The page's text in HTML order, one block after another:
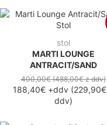
stol
MARTI LOUNGE
ANTRACIT/SAND
400,00€(488,00€z ddv)
188,40€ +ddv (229,90€
ddv)